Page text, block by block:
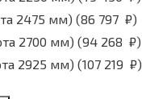
2475 мм) (86 797 ₽)
2700 мм) (94 268 ₽)
2925 мм) (107 219 ₽)